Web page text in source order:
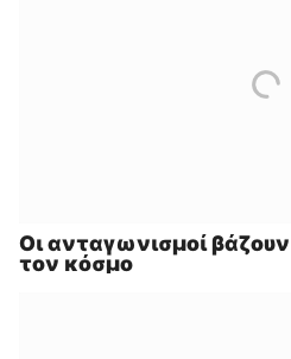
Οι ανταγωνισμοί
τον κόσμο